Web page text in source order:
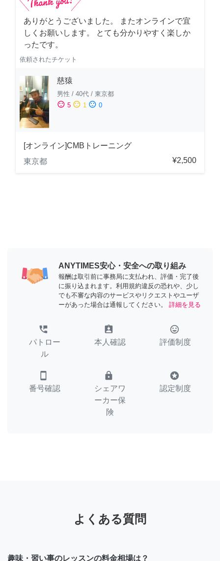
ありがとうございました。 またオンラインで宜
しくお願いします。 とても分かりやすく楽しか
ったです。
依頼されたチケット
慈猿
男性 / 40代 / 東京都
sentiment_satisfied 5 sentiment_neutral 1 sentiment_dissatisfied 0
[オンライン]CMBトレーニング
東京都
¥2,500
ANYTIMES安心・安全への取り組み
報酬は取引前に事務局に支払われ、評価・完了後
に振り込まれます。利用規約違反の恐れや、少し
でも不審な内容のサービスやリクエストやユーザ
ーがあった場合は通報してください。
詳細を見る
perm_phone_msg
パトロー
ル
assignment_ind
本人確認
tag_faces
評価制度
smartphone
番号確認
lock
シェアワ
ーカー保
険
stars
認定制度
よくある質問
趣味・習い事のレッスンの料金相場は？